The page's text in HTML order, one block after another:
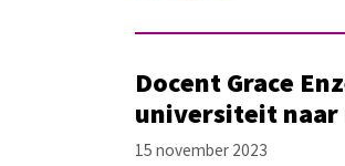
Docent Grace
universiteit naar
15 november 2023